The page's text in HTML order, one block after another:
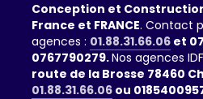
Conception et
France et FRANCE. Contact
agences : 01.88.31.66.06 et
0767790279.Nos agences
route de la Brosse 78460
01.88.31.66.06 ou